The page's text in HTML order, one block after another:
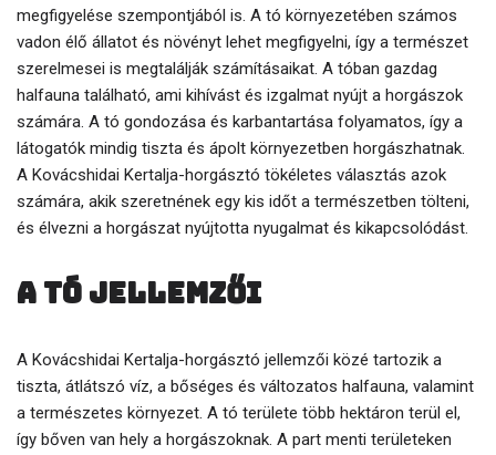
megfigyelése szempontjából is. A tó környezetében számos
vadon élő állatot és növényt lehet megfigyelni, így a természet
szerelmesei is megtalálják számításaikat. A tóban gazdag
halfauna található, ami kihívást és izgalmat nyújt a horgászok
számára. A tó gondozása és karbantartása folyamatos, így a
látogatók mindig tiszta és ápolt környezetben horgászhatnak.
A Kovácshidai Kertalja-horgásztó tökéletes választás azok
számára, akik szeretnének egy kis időt a természetben tölteni,
és élvezni a horgászat nyújtotta nyugalmat és kikapcsolódást.
A tó jellemzői
A Kovácshidai Kertalja-horgásztó jellemzői közé tartozik a
tiszta, átlátszó víz, a bőséges és változatos halfauna, valamint
a természetes környezet. A tó területe több hektáron terül el,
így bőven van hely a horgászoknak. A part menti területeken